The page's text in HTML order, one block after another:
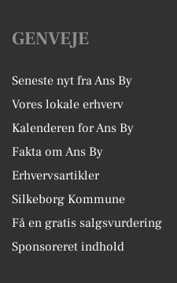
GENVEJE
Seneste nyt fra Ans By
Vores lokale erhverv
Kalenderen for Ans By
Fakta om Ans By
Erhvervsartikler
Silkeborg Kommune
Få en gratis salgsvurdering
Sponsoreret indhold